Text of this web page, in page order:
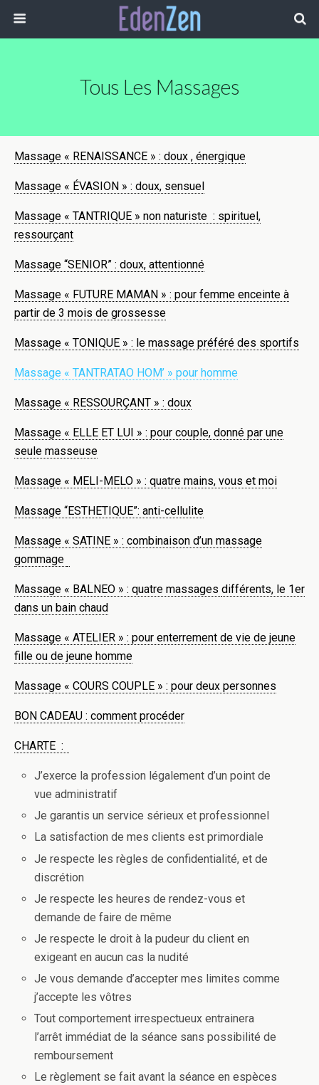
Tous Les Massages
Massage « RENAISSANCE » : doux , énergique
Massage « ÉVASION » : doux, sensuel
Massage « TANTRIQUE » non naturiste : spirituel,
ressourçant
Massage “SENIOR” : doux, attentionné
Massage « FUTURE MAMAN » : pour femme enceinte à
partir de 3 mois de grossesse
Massage « TONIQUE » : le massage préféré des sportifs
Massage « TANTRATAO HOM’ » pour homme
Massage « RESSOURÇANT » : doux
Massage « ELLE ET LUI » : pour couple, donné par une
seule masseuse
Massage « MELI-MELO » : quatre mains, vous et moi
Massage “ESTHETIQUE”: anti-cellulite
Massage « SATINE » : combinaison d’un massage
gommage
Massage « BALNEO » : quatre massages différents, le 1er
dans un bain chaud
Massage « ATELIER » : pour enterrement de vie de jeune
fille ou de jeune homme
Massage « COURS COUPLE » : pour deux personnes
BON CADEAU : comment procéder
CHARTE :
J’exerce la profession légalement d’un point de
vue administratif
Je garantis un service sérieux et professionnel
La satisfaction de mes clients est primordiale
Je respecte les règles de confidentialité, et de
discrétion
Je respecte les heures de rendez-vous et
demande de faire de même
Je respecte le droit à la pudeur du client en
exigeant en aucun cas la nudité
Je vous demande d’accepter mes limites comme
j’accepte les vôtres
Tout comportement irrespectueux entrainera
l’arrêt immédiat de la séance sans possibilité de
remboursement
Le règlement se fait avant la séance en espèces